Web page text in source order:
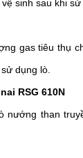
sinh sau khi
gas tiêu thụ
dụng lò.
RSG 610N
nướng than